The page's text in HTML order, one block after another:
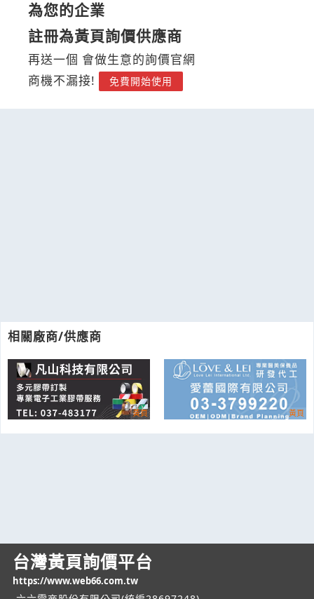
為您的企業
註冊為黃頁詢價供應商
再送一個 會做生意的詢價官網
商機不漏接!
免費開始使用
相關廠商/供應商
台灣黃頁詢價平台
https://www.web66.com.tw